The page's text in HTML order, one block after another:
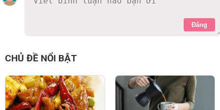
Đăng
CHỦ ĐỀ NỔI BẬT